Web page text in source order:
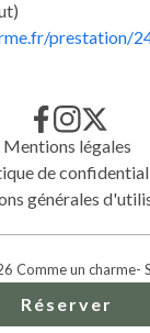
Réserver
prestation/
Mentions légales
de
générales
Comme un charme-